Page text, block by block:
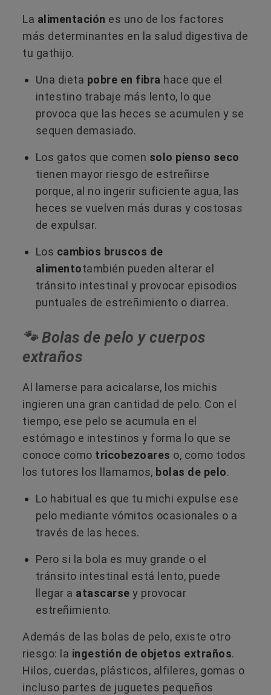
La alimentación es uno de los factores
más determinantes en la salud digestiva de
tu gathijo.
Una dieta pobre en fibra hace que el
intestino trabaje más lento, lo que
provoca que las heces se acumulen y se
sequen demasiado.
Los gatos que comen solo pienso seco
tienen mayor riesgo de estreñirse
porque, al no ingerir suficiente agua, las
heces se vuelven más duras y costosas
de expulsar.
Los cambios bruscos de
alimentotambién pueden alterar el
tránsito intestinal y provocar episodios
puntuales de estreñimiento o diarrea.
🐾 Bolas de pelo y cuerpos
extraños
Al lamerse para acicalarse, los michis
ingieren una gran cantidad de pelo. Con el
tiempo, ese pelo se acumula en el
estómago e intestinos y forma lo que se
conoce como tricobezoares o, como todos
los tutores los llamamos, bolas de pelo.
Lo habitual es que tu michi expulse ese
pelo mediante vómitos ocasionales o a
través de las heces.
Pero si la bola es muy grande o el
tránsito intestinal está lento, puede
llegar a atascarse y provocar
estreñimiento.
Además de las bolas de pelo, existe otro
riesgo: la ingestión de objetos extraños.
Hilos, cuerdas, plásticos, alfileres, gomas o
incluso partes de juguetes pequeños